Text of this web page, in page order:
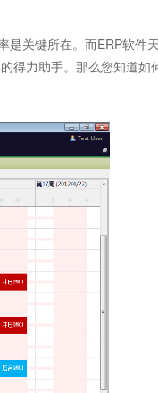
关键所在。而ERP软件
得力助手。那么您知道如